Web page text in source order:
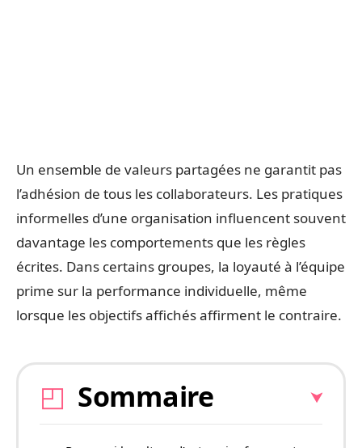
Un ensemble de valeurs partagées ne garantit pas
l’adhésion de tous les collaborateurs. Les pratiques
informelles d’une organisation influencent souvent
davantage les comportements que les règles
écrites. Dans certains groupes, la loyauté à l’équipe
prime sur la performance individuelle, même
lorsque les objectifs affichés affirment le contraire.
Sommaire